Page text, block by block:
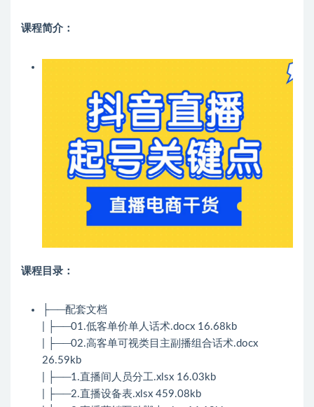
课程简介：
课程目录：
├──配套文档
| ├──01.低客单价单人话术.docx 16.68kb
| ├──02.高客单可视类目主副播组合话术.docx
26.59kb
| ├──1.直播间人员分工.xlsx 16.03kb
| ├──2.直播设备表.xlsx 459.08kb